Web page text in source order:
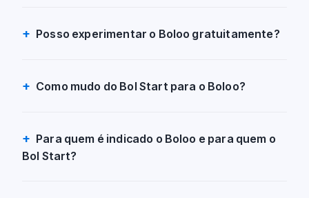
Posso experimentar o Boloo gratuitamente?
Como mudo do Bol Start para o Boloo?
Para quem é indicado o Boloo e para quem o
Bol Start?